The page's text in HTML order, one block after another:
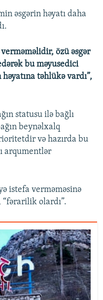
əsgərin həyatı daha
özü əsgər
bu məyusedici
təhlükə vardı”,
statusu ilə bağlı
beynəlxalq
və hazırda bu
arqumentlər
istefa verməməsinə
olardı”.